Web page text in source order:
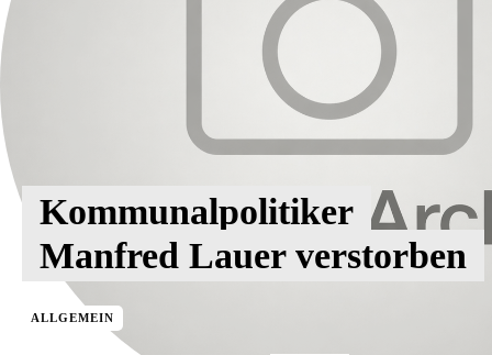
Kommunalpolitiker
Manfred Lauer verstorben
ALLGEMEIN